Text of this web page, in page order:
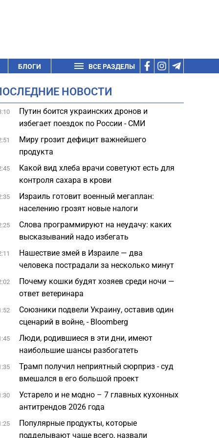
БЛОГИ ВСЕ РАЗДЕЛЫ
НОВОСТИ
Путин боится украинских дронов и
избегает поездок по России - СМИ
Миру грозит дефицит важнейшего
продукта
Какой вид хлеба врачи советуют есть для
контроля сахара в крови
Израиль готовит военный мегаплан:
населению грозят новые налоги
Слова программируют на неудачу: каких
высказываний надо избегать
Нашествие змей в Израиле — два
человека пострадали за несколько минут
Почему кошки будят хозяев среди ночи —
ответ ветеринара
Союзники подвели Украину, оставив один
сценарий в войне, - Bloomberg
Люди, родившиеся в эти дни, имеют
наибольшие шансы разбогатеть
Трамп получил неприятный сюрприз - суд
вмешался в его большой проект
Устарело и не модно – 7 главных кухонных
антитрендов 2026 года
Популярные продукты, которые
подделывают чаще всего, назвали